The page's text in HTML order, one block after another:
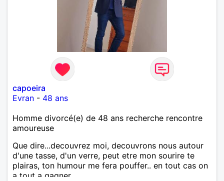
capoeira
Evran - 48 ans
Homme divorcé(e) de 48 ans recherche rencontre
amoureuse
Que dire...decouvrez moi, decouvrons nous autour
d'une tasse, d'un verre, peut etre mon sourire te
plairas, ton humour me fera pouffer.. en tout cas on
a tout a gagner.